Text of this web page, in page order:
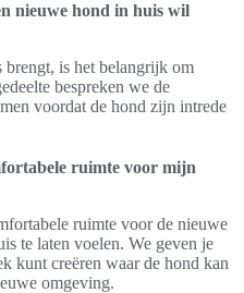
nieuwe hond in huis wil
is het belangrijk om
bespreken we de
voordat de hond zijn intrede
ruimte voor mijn
ruimte voor de nieuwe
te laten voelen. We geven je
kunt creëren waar de hond kan
omgeving.